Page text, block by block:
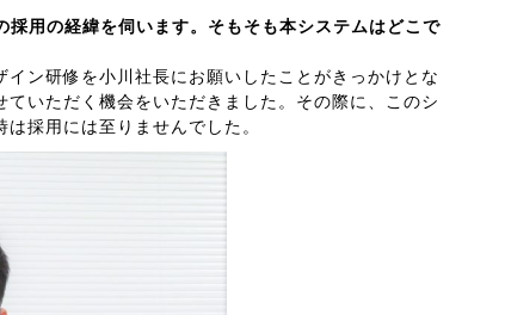
用の経緯を伺います。そもそも本システムはどこで
ン研修を小川社長にお願いしたことがきっかけとな
いただく機会をいただきました。その際に、このシ
採用には至りませんでした。